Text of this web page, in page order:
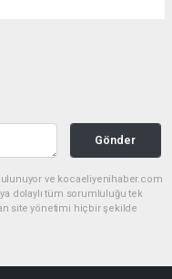
Gönder
ve kocaeliyenihaber.com
dolaylı tüm sorumluluğu tek
site yönetimi hiçbir şekilde